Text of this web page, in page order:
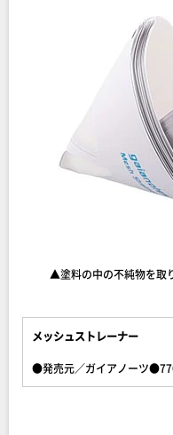
▲塗料の中の不純物を取
メッシュストレーナー
●発売元／ガイアノーツ